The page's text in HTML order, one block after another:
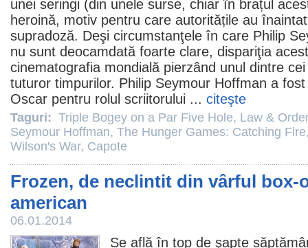
unei seringi (din unele surse, chiar în brațul
heroină, motiv pentru care autoritățile au
supradoză. Deşi circumstanţele în care Philip
nu sunt deocamdată foarte clare, dispariţia
cinematografia mondială pierzând unul dintre
tuturor timpurilor. Philip Seymour Hoffman a
Oscar pentru rolul scriitorului ... citeşte
Taguri: Triple Bogey on a Par Five Hole, Law & Order
Seymour Hoffman, The Hunger Games: Catching Fire
Wilson's War, Capote
Frozen, de neclintit din vârful box-
american
06.01.2014
Se află în top de şapte